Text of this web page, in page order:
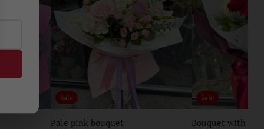
Sale
Pale pink bouquet
Sale
Bouquet with 11